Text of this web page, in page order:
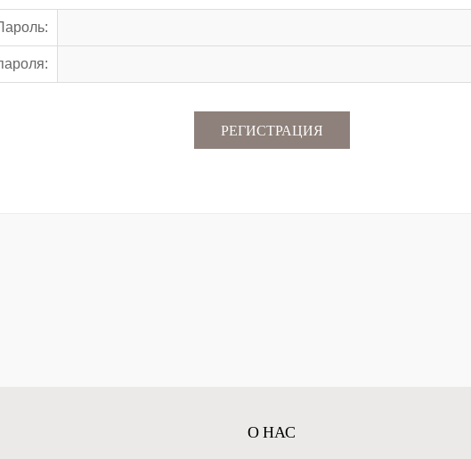
РЕГИСТРАЦИЯ
О НАС